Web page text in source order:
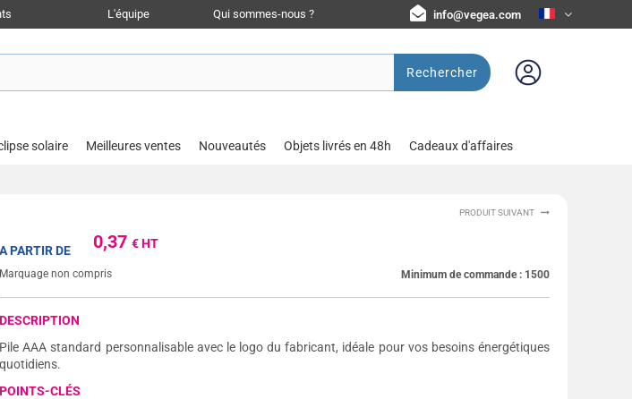
L'équipe Qui sommes-nous ? info@vegea.com
Rechercher
solaire Meilleures ventes Nouveautés Objets livrés en 48h Cadeaux d'affaires
PRODUIT SUIVANT
0,37€ HT
A PARTIR DE
Marquage non compris Minimum de commande : 1500
DESCRIPTION
Pile AAA standard personnalisable avec le logo du fabricant, idéale pour vos besoins énergétiques
quotidiens.
POINTS-CLÉS